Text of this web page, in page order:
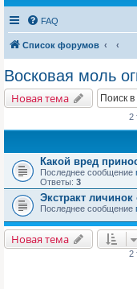
FAQ
Список форумов
Восковая моль
Новая тема
2
Какой вред
Последнее сообщение
Ответы: 3
Экстракт личинок
Последнее сообщение
Новая тема
2